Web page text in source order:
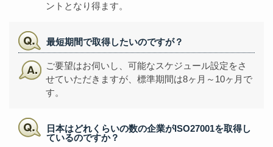
ントとなり得ます。
最短期間で取得したいのですが？
ご要望はお伺いし、可能なスケジュール設定をさ
せていただきますが、標準期間は8ヶ月～10ヶ月で
す。
日本はどれくらいの数の企業がISO27001を取得し
ているのですか？